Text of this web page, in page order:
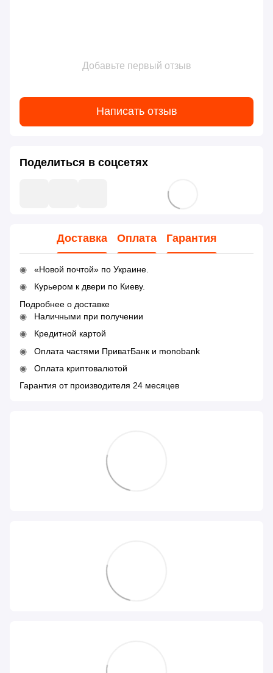
Добавьте первый отзыв
Написать отзыв
Поделиться в соцсетях
Доставка Оплата Гарантия
«Новой почтой» по Украине.
Курьером к двери по Киеву.
Подробнее о доставке
Наличными при получении
Кредитной картой
Оплата частями ПриватБанк и monobank
Оплата криптовалютой
Гарантия от производителя 24 месяцев